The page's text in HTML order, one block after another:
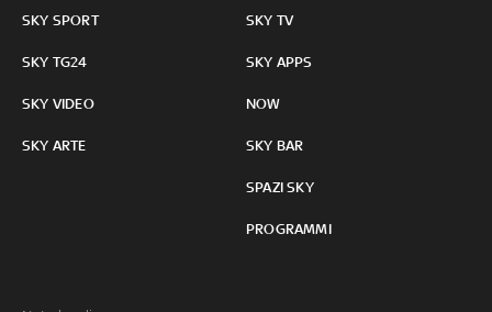
SKY SPORT
SKY TG24
SKY VIDEO
SKY ARTE
SKY TV
SKY APPS
NOW
SKY BAR
SPAZI SKY
PROGRAMMI